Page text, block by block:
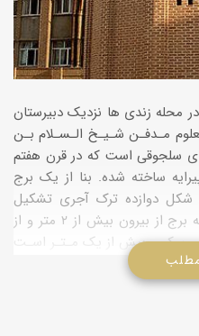
محله زندی ها نزدیک دبیرستان
مـدفـن شـیـخ الـسـلام بـن
سلجوقی است که در قرن هفتم
ساخته شده. بنا از یک برج
شکل دوازده ترک آجری تشکیل
شده است . طول اضلاع دوازده گانه برج از بیرون بیش از ۲ متر و از